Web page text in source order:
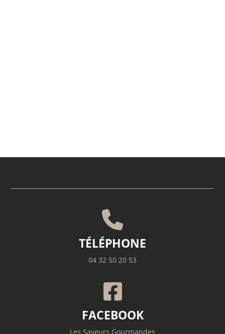
TÉLÉPHONE
04 32 50 20 53
FACEBOOK
Les Saveurs Gourmandes